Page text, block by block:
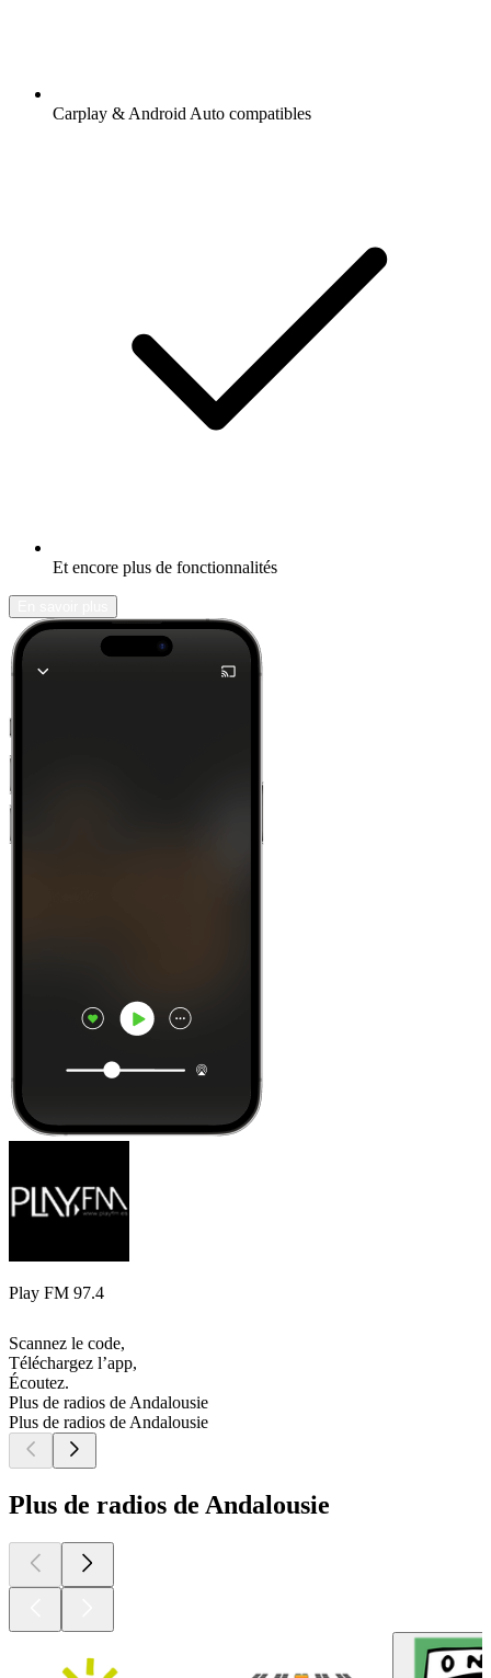
Carplay & Android Auto compatibles
Et encore plus de fonctionnalités
Play FM 97.4
Scannez le code,
Téléchargez l’app,
Écoutez.
Plus de radios de Andalousie
Plus de radios de Andalousie
Plus de radios de Andalousie